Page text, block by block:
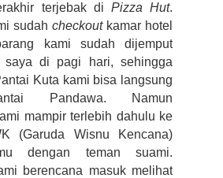
terjebak di Pizza Hut.
sudah checkout kamar hotel
kami sudah dijemput
saya di pagi hari, sehingga
Kuta kami bisa langsung
Pandawa. Namun
mampir terlebih dahulu ke
(Garuda Wisnu Kencana)
dengan teman suami.
berencana masuk melihat